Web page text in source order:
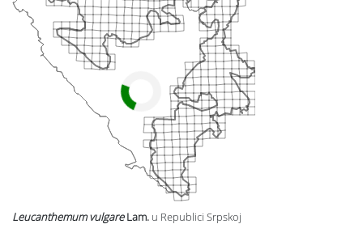
Leucanthemum vulgareLam. u Republici Srpskoj